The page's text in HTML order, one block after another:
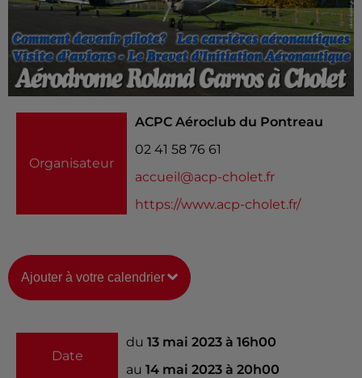
Organisateur
ACPC Aéroclub du Pontreau
02 41 58 76 61
accueil@acp-cholet.fr
https://www.acp-cholet.fr/
Ajouter à votre calendrier
Date
du 13 mai 2023 à 16h00
au 14 mai 2023 à 20h00